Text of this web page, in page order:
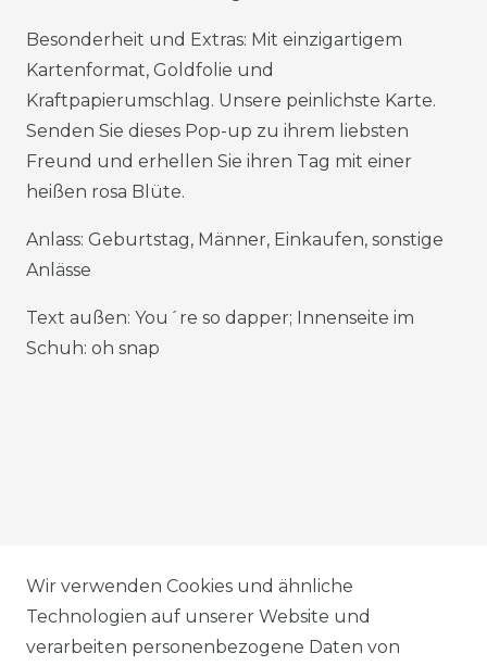
Besonderheit und Extras: Mit einzigartigem
Kartenformat, Goldfolie und
Kraftpapierumschlag. Unsere peinlichste Karte.
Senden Sie dieses Pop-up zu ihrem liebsten
Freund und erhellen Sie ihren Tag mit einer
heißen rosa Blüte.
Anlass: Geburtstag, Männer, Einkaufen, sonstige
Anlässe
Text außen: You´re so dapper; Innenseite im
Schuh: oh snap
AGB
Wir verwenden Cookies und ähnliche
Technologien auf unserer Website und
verarbeiten personenbezogene Daten von